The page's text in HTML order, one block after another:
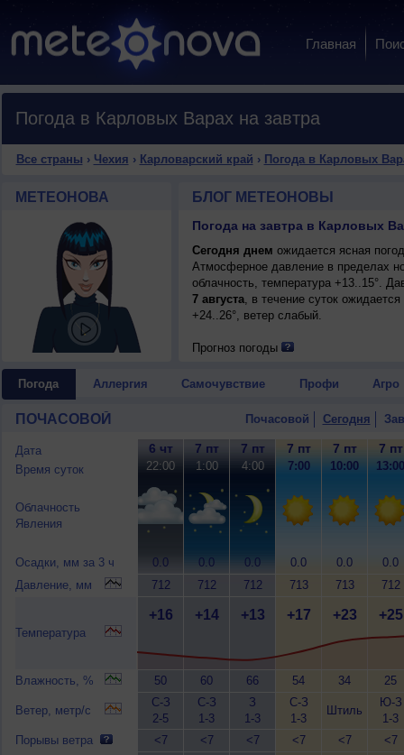
Главная
Погода в Карловых Варах на завтра
Все страны › Чехия › Карловарский край › Погода в Карловых
МЕТЕОНОВА БЛОГ МЕТЕОНОВЫ
Погода на завтра в Карловых
Сегодня днем ожидается ясная
Атмосферное давление в пределах
облачность, температура +13..15°.
7 августа, в течение суток
+24..26°, ветер слабый.
Прогноз погоды
Погода Аллергия Самочувствие Профи Агро
ПОЧАСОВОЙ Почасовой Сегодня
Дата
Время суток
Облачность
Явления
Осадки, мм за 3 ч
Давление, мм
Температура
Влажность, %
Ветер, метр/с
Порывы ветра
6 чт
22:00
0.0
712
+16
50
С-З
2-5
<7
7 пт
1:00
0.0
712
+14
60
С-З
1-3
<7
7 пт
4:00
0.0
712
+13
66
З
1-3
<7
7 пт
7:00
0.0
713
+17
54
С-З
1-3
<7
7 пт
10:00
0.0
713
+23
34
Штиль
<7
7 пт
13:00
0.0
712
+25
25
Ю-З
1-3
<7